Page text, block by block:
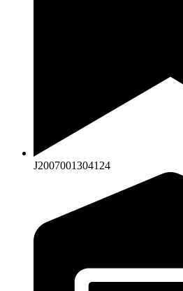
J2007001304124